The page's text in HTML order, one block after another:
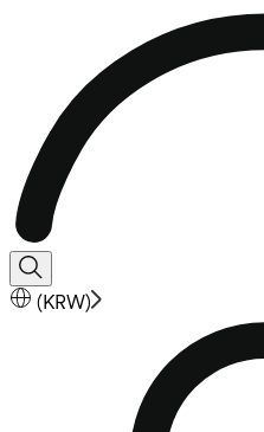
(KRW)